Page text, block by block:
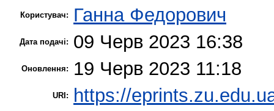
Користувач: Ганна Федорович
Дата подачі: 09 Черв 2023 16:38
Оновлення: 19 Черв 2023 11:18
URI: https://